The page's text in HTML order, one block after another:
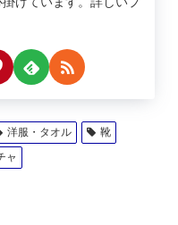
洋服・タオル
靴
ャ